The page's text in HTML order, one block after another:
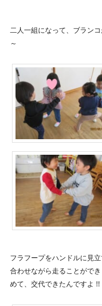
二人一組になって、ブラン
～
フラフープをハンドルに見
合わせながら走ることがで
めて、交代できたんですよ !!